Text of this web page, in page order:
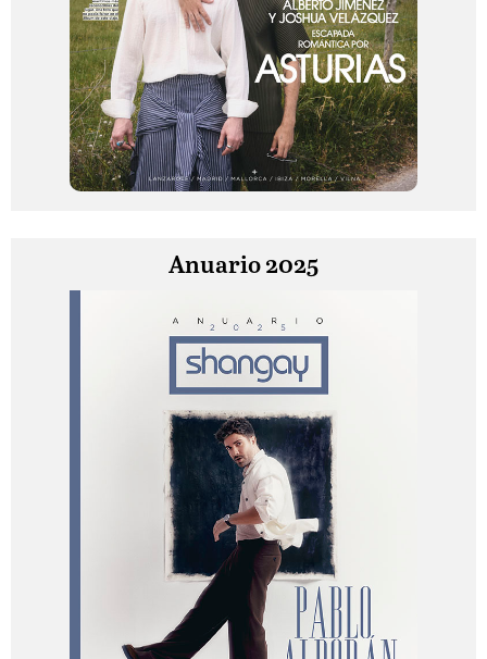
Anuario 2025